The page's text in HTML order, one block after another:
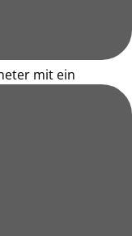
mit ein